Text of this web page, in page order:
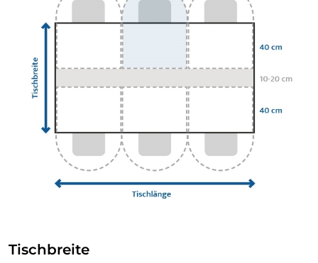
Tischbreite